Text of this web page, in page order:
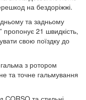
на бездоріжжі.
та задньому
21 швидкість,
свою поїздку до
гальма з ротором
та точне гальмування